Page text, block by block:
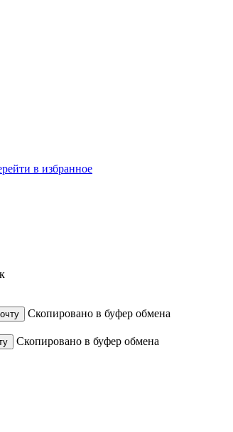
в избранное
Скопировано в буфер обмена
Скопировано в буфер обмена